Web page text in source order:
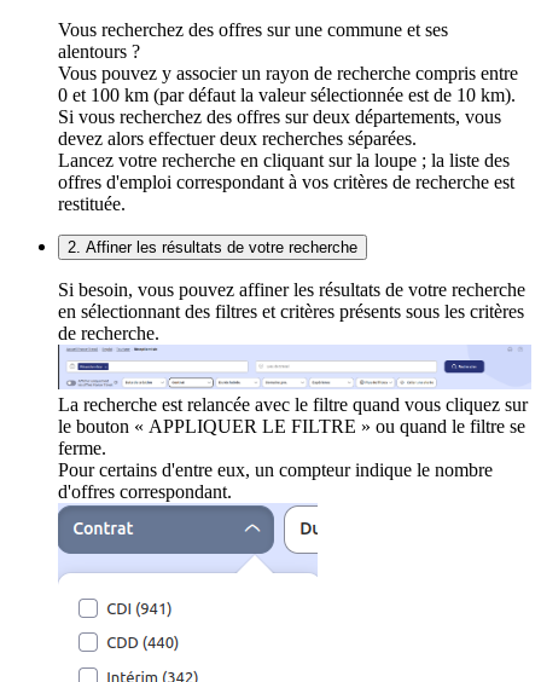
Vous recherchez des offres sur une commune et ses
alentours ?
Vous pouvez y associer un rayon de recherche compris entre
0 et 100 km (par défaut la valeur sélectionnée est de 10 km).
Si vous recherchez des offres sur deux départements, vous
devez alors effectuer deux recherches séparées.
Lancez votre recherche en cliquant sur la loupe ; la liste des
offres d'emploi correspondant à vos critères de recherche est
restituée.
2. Affiner les résultats de votre recherche
Si besoin, vous pouvez affiner les résultats de votre recherche
en sélectionnant des filtres et critères présents sous les critères
de recherche.
La recherche est relancée avec le filtre quand vous cliquez sur
le bouton « APPLIQUER LE FILTRE » ou quand le filtre se
ferme.
Pour certains d'entre eux, un compteur indique le nombre
d'offres correspondant.